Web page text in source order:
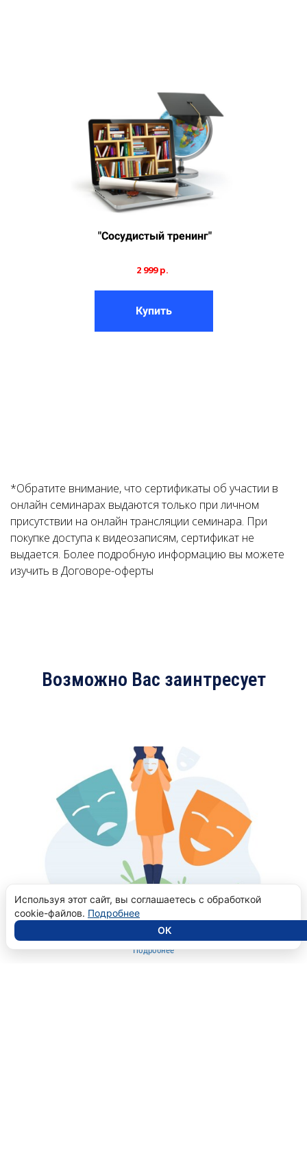
"Сосудистый тренинг"
2 999 р.
Купить
*Обратите внимание, что сертификаты об участии в
онлайн семинарах выдаются только при личном
присутствии на онлайн трансляции семинара. При
покупке доступа к видеозаписям, сертификат не
выдается. Более подробную информацию вы можете
изучить в Договоре-оферты
Возможно Вас заинтресует
Видеозапись
Школа эмоциональной коррекции
Подробнее
Используя этот сайт, вы соглашаетесь с обработкой
cookie-файлов. Подробнее
ОК